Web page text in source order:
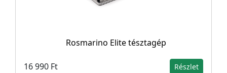
Rosmarino Elite tésztagép
16 990 Ft Részlet